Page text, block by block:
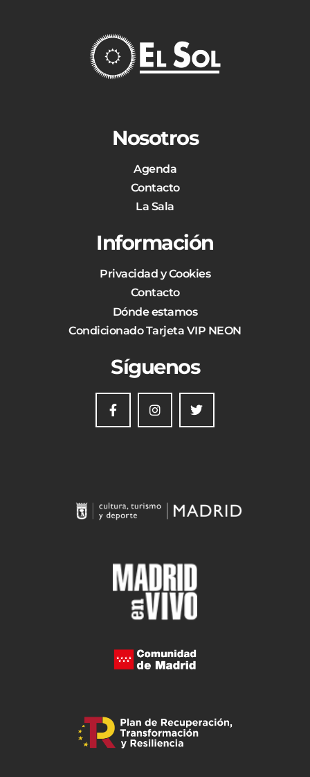
Nosotros
Agenda
Contacto
La Sala
Información
Privacidad y Cookies
Contacto
Dónde estamos
Condicionado Tarjeta VIP NEON
Síguenos